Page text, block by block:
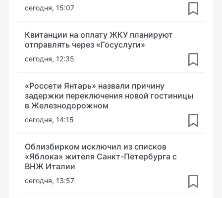
сегодня, 15:07
Квитанции на оплату ЖКУ планируют
отправлять через «Госуслуги»
сегодня, 12:35
«Россети Янтарь» назвали причину
задержки переключения новой гостиницы
в Железнодорожном
сегодня, 14:15
Облизбирком исключил из списков
«Яблока» жителя Санкт-Петербурга с
ВНЖ Италии
сегодня, 13:57